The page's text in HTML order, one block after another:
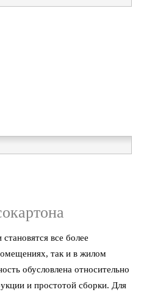
все более
так и в жилом
обусловлена относительно
и простотой сборки. Для